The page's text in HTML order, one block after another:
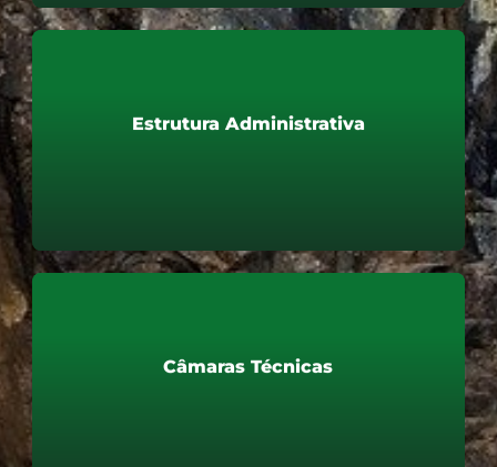
Estrutura Administrativa
Estrutura Administrativa
Câmaras Técnicas
Câmaras Técnicas